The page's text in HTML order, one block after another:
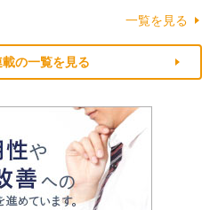
一覧を見る
の一覧を見る